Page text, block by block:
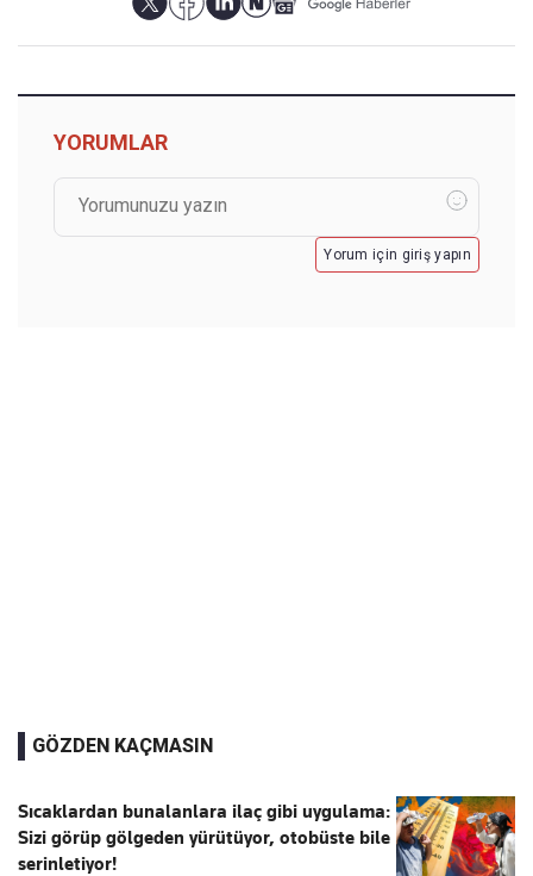
YORUMLAR
Yorum için giriş yapın
GÖZDEN KAÇMASIN
Sıcaklardan bunalanlara ilaç gibi uygulama:
Sizi görüp gölgeden yürütüyor, otobüste bile
serinletiyor!